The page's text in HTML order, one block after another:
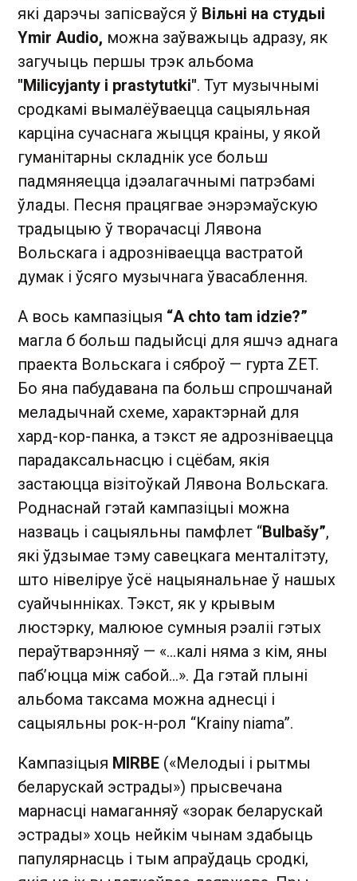
які дарэчы запісваўся ў Вільні на студыі
Ymir Audio, можна заўважыць адразу, як
загучыць першы трэк альбома
"Milicyjanty i prastytutki". Тут музычнымі
сродкамі вымалёўваецца сацыяльная
карціна сучаснага жыцця краіны, у якой
гуманітарны складнік усе больш
падмяняецца ідэалагачнымі патрэбамі
ўлады. Песня працягвае энэрэмаўскую
традыцыю ў творачасці Лявона
Вольскага і адрозніваецца вастратой
думак і ўсяго музычнага ўвасаблення.
А вось кампазіцыя “A chto tam idzie?”
магла б больш падыйсці для яшчэ аднага
праекта Вольскага і сяброў — гурта ZET.
Бо яна пабудавана па больш спрошчанай
меладычнай схеме, характэрнай для
хард-кор-панка, а тэкст яе адрозніваецца
парадаксальнасцю і сцёбам, якія
застаюцца візітоўкай Лявона Вольскага.
Роднаснай гэтай кампазіцыі можна
назваць і сацыяльны памфлет “Bulbašy”,
які ўдзымае тэму савецкага менталітэту,
што нівеліруе ўсё нацыянальнае ў нашых
суайчынніках. Тэкст, як у крывым
люстэрку, малююе сумныя рэаліі гэтых
пераўтварэнняў — «…калі няма з кім, яны
паб’юцца між сабой…». Да гэтай плыні
альбома таксама можна аднесці і
сацыяльны рок-н-рол “Krainy niama”.
Кампазіцыя MIRBE («Мелодыі і рытмы
беларускай эстрады») прысвечана
марнасці намаганняў «зорак беларускай
эстрады» хоць нейкім чынам здабыць
папулярнасць і тым апраўдаць сродкі,